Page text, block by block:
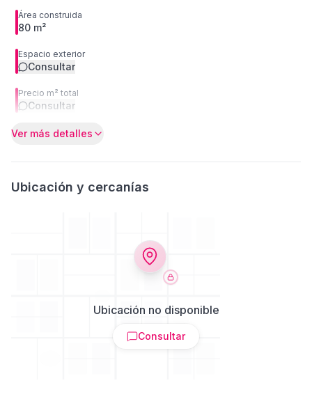
Área construida
80 m²
Espacio exterior
Consultar
Precio m² total
Consultar
Ver más detalles
Ubicación y cercanías
Ubicación no disponible
Consultar